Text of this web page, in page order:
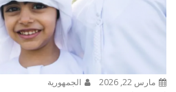
مارس 22, 2026 الجمهورية